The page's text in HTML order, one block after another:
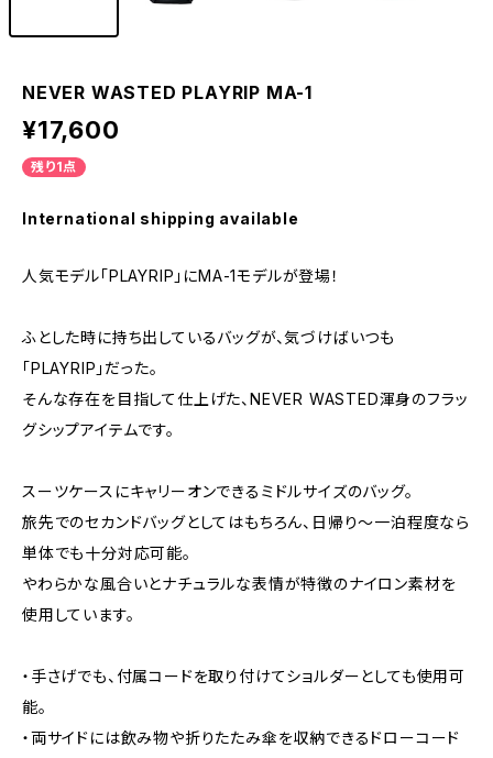
NEVER WASTED PLAYRIP MA-1
¥17,600
残り1点
International shipping available
人気モデル「PLAYRIP」にMA-1モデルが登場！
ふとした時に持ち出しているバッグが、気づけばいつも
「PLAYRIP」だった。
そんな存在を目指して仕上げた、NEVER WASTED渾身のフラッ
グシップアイテムです。
スーツケースにキャリーオンできるミドルサイズのバッグ。
旅先でのセカンドバッグとしてはもちろん、日帰り〜一泊程度なら
単体でも十分対応可能。
やわらかな風合いとナチュラルな表情が特徴のナイロン素材を
使用しています。
・手さげでも、付属コードを取り付けてショルダーとしても使用可
能。
・両サイドには飲み物や折りたたみ傘を収納できるドローコード